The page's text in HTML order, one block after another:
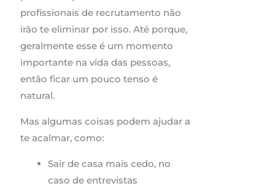
profissionais de recrutamento não
irão te eliminar por isso. Até porque,
geralmente esse é um momento
importante na vida das pessoas,
então ficar um pouco tenso é
natural.
Mas algumas coisas podem ajudar a
te acalmar, como:
Sair de casa mais cedo, no
caso de entrevistas